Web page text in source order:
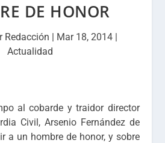
DE HONOR
Redacción | Mar 18, 2014|
Actualidad
al cobarde y traidor director
Civil, Arsenio Fernández de
a un hombre de honor, y sobre